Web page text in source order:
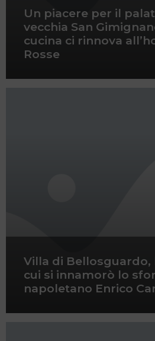
Un piacere per il
vecchia San
cucina ci rinnova
Rosse
Villa di Bellosguardo,
cui si innamorò lo
napoletano Enrico